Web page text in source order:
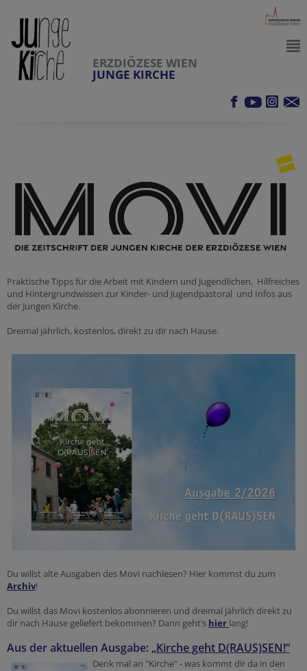
ERZDIÖZESE WIEN
JUNGE KIRCHE
Praktische Tipps für die Arbeit mit Kindern und Jugendlichen, Hilfreiches
und Hintergrundwissen zur Kinder- und Jugendpastoral und Infos aus
der Jungen Kirche.
Dreimal jährlich, kostenlos, direkt zu dir nach Hause.
Du willst alte Ausgaben des Movi nachlesen? Hier kommst du zum
Archiv!
Du willst das Movi kostenlos abonnieren und dreimal jährlich direkt zu
dir nach Hause geliefert bekommen? Dann geht’s hier lang!
Aus der aktuellen Ausgabe: „Kirche geht D(RAUS)SEN!“
Denk mal an "Kirche" - was kommt dir da in den